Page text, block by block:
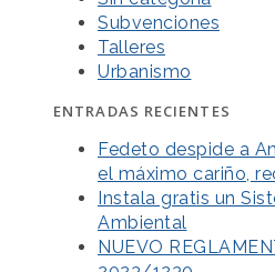
Subvenciones
Talleres
Urbanismo
ENTRADAS RECIENTES
Fedeto despide a
el máximo cariño,
Instala gratis un
Ambiental
NUEVO